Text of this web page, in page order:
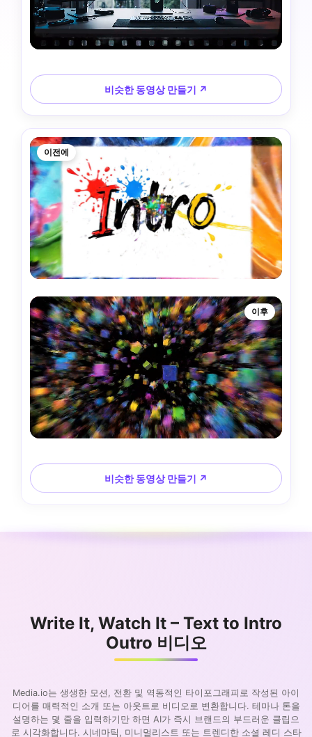
비슷한 동영상 만들기 ↗
이전에
이후
비슷한 동영상 만들기 ↗
Write It, Watch It – Text to Intro
Outro 비디오
Media.io는 생생한 모션, 전환 및 역동적인 타이포그래피로 작성된 아이
디어를 매력적인 소개 또는 아웃트로 비디오로 변환합니다. 테마나 톤을
설명하는 몇 줄을 입력하기만 하면 AI가 즉시 브랜드의 부드러운 클립으
로 시각화합니다. 시네마틱, 미니멀리스트 또는 트렌디한 소셜 레디 스타